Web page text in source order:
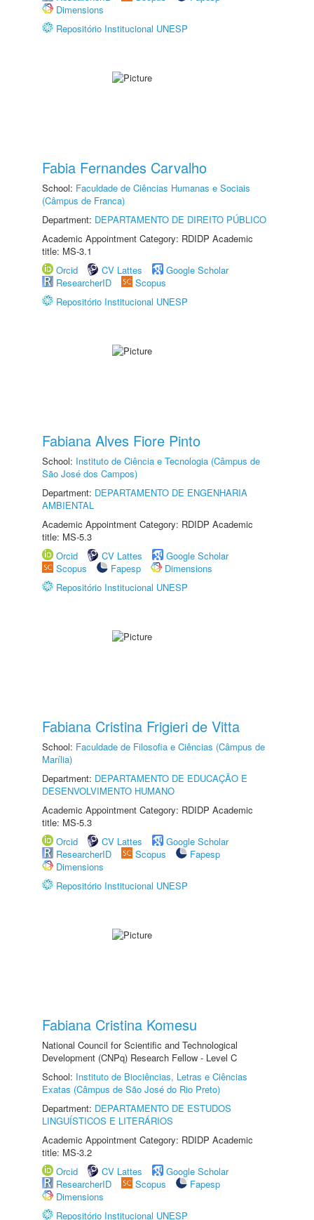
Dimensions
Repositório Institucional UNESP
Fabia Fernandes Carvalho
School: Faculdade de Ciências Humanas e Sociais
(Câmpus de Franca)
Department: DEPARTAMENTO DE DIREITO PÚBLICO
Academic Appointment Category: RDIDP Academic
title: MS-3.1
Orcid
CV Lattes
Google Scholar
ResearcherID
Scopus
Repositório Institucional UNESP
Fabiana Alves Fiore Pinto
School: Instituto de Ciência e Tecnologia (Câmpus de
São José dos Campos)
Department: DEPARTAMENTO DE ENGENHARIA
AMBIENTAL
Academic Appointment Category: RDIDP Academic
title: MS-5.3
Orcid
CV Lattes
Google Scholar
Scopus
Fapesp
Dimensions
Repositório Institucional UNESP
Fabiana Cristina Frigieri de Vitta
School: Faculdade de Filosofia e Ciências (Câmpus de
Marília)
Department: DEPARTAMENTO DE EDUCAÇÃO E
DESENVOLVIMENTO HUMANO
Academic Appointment Category: RDIDP Academic
title: MS-5.3
Orcid
CV Lattes
Google Scholar
ResearcherID
Scopus
Fapesp
Dimensions
Repositório Institucional UNESP
Fabiana Cristina Komesu
National Council for Scientific and Technological
Development (CNPq) Research Fellow - Level C
School: Instituto de Biociências, Letras e Ciências
Exatas (Câmpus de São José do Rio Preto)
Department: DEPARTAMENTO DE ESTUDOS
LINGUÍSTICOS E LITERÁRIOS
Academic Appointment Category: RDIDP Academic
title: MS-3.2
Orcid
CV Lattes
Google Scholar
ResearcherID
Scopus
Fapesp
Dimensions
Repositório Institucional UNESP